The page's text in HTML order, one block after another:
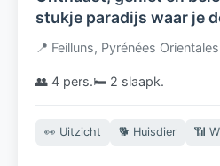
stukje
📍 Feilluns, Pyrénées Orientales
👥 4 pers.🛏️ 2 slaapk.
👀 Uitzicht 🐕 Huisdier 📶